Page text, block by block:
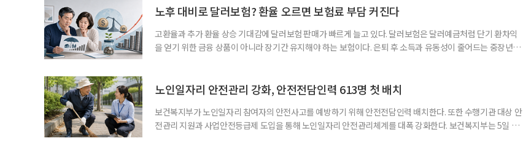
사들이 내세우는 퇴직연금 수익률은 눈에 잘 들어온다. 하지만 수익률 숫자는 기준에 따라달라질 수 있다.
노후 대비로 달러보험? 환율 오르면 보험료 부담 커진다
고환율과 추가 환율 상승 기대감에 달러보험 판매가 빠르게 늘고 있다. 달러보험은 달러예금처럼 단기 환차익
을 얻기 위한 금융 상품이 아니라 장기간 유지해야 하는 보험이다. 은퇴 후 소득과 유동성이 줄어드는 중장년층
집계됐다. 전년 동기 판매량인 2만2000건의 두 배를 웃도는 수준이다. 달러보험은 보험료를 달러로 내고
노인일자리 안전관리 강화, 안전전담인력 613명 첫 배치
보건복지부가 노인일자리 참여자의 안전사고를 예방하기 위해 안전전담인력 배치한다. 또한 수행기관 대상 안
전관리 지원과 사업안전등급제 도입을 통해 노인일자리 안전관리체계를 대폭 강화한다. 보건복지부는 5일 노